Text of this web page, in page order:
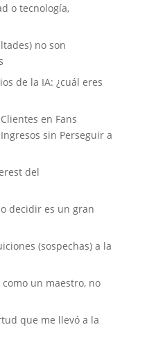
o tecnología,
no son
de la IA: ¿cuál eres
en Fans
sin Perseguir a
del
decidir es un gran
(sospechas) a la
un maestro, no
que me llevó a la